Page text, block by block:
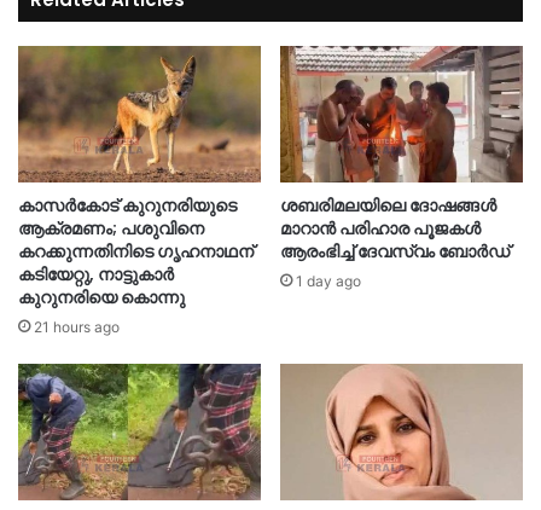
കാസർകോട് കുറുനരിയുടെ
ആക്രമണം; പശുവിനെ
കറക്കുന്നതിനിടെ ഗൃഹനാഥന്
കടിയേറ്റു, നാട്ടുകാർ
കുറുനരിയെ കൊന്നു
21 hours ago
ശബരിമലയിലെ ദോഷങ്ങള്‍
മാറാൻ പരിഹാര പൂജകൾ
ആരംഭിച്ച് ദേവസ്വം ബോർഡ്
1 day ago